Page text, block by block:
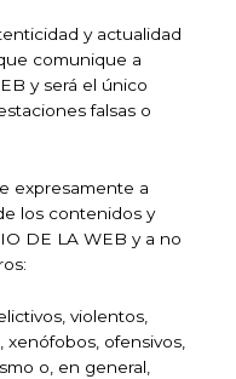
y actualidad
comunique a
y será el único
falsas o
expresamente a
los contenidos y
DE LA WEB y a no
violentos,
xenófobos, ofensivos,
o, en general,